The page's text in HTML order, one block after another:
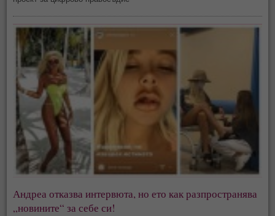
Андреа отказва интервюта, но ето как разпространява
„новините“ за себе си!